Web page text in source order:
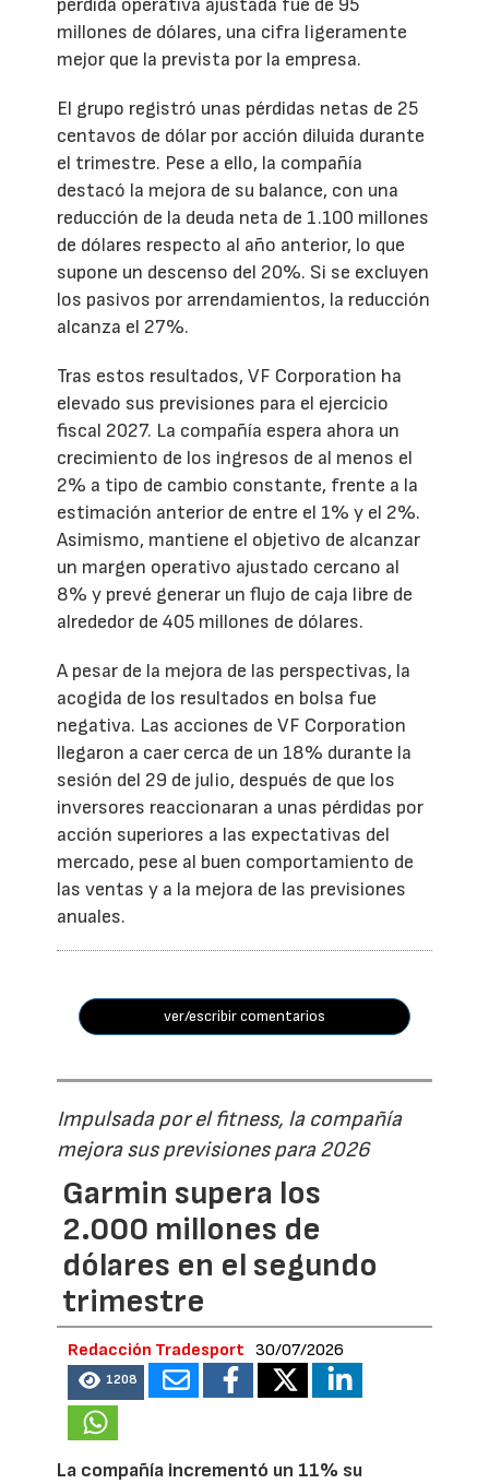
pérdida operativa ajustada fue de 95
millones de dólares, una cifra ligeramente
mejor que la prevista por la empresa.
El grupo registró unas pérdidas netas de 25
centavos de dólar por acción diluida durante
el trimestre. Pese a ello, la compañía
destacó la mejora de su balance, con una
reducción de la deuda neta de 1.100 millones
de dólares respecto al año anterior, lo que
supone un descenso del 20%. Si se excluyen
los pasivos por arrendamientos, la reducción
alcanza el 27%.
Tras estos resultados, VF Corporation ha
elevado sus previsiones para el ejercicio
fiscal 2027. La compañía espera ahora un
crecimiento de los ingresos de al menos el
2% a tipo de cambio constante, frente a la
estimación anterior de entre el 1% y el 2%.
Asimismo, mantiene el objetivo de alcanzar
un margen operativo ajustado cercano al
8% y prevé generar un flujo de caja libre de
alrededor de 405 millones de dólares.
A pesar de la mejora de las perspectivas, la
acogida de los resultados en bolsa fue
negativa. Las acciones de VF Corporation
llegaron a caer cerca de un 18% durante la
sesión del 29 de julio, después de que los
inversores reaccionaran a unas pérdidas por
acción superiores a las expectativas del
mercado, pese al buen comportamiento de
las ventas y a la mejora de las previsiones
anuales.
ver/escribir comentarios
Impulsada por el fitness, la compañía
mejora sus previsiones para 2026
Garmin supera los
2.000 millones de
dólares en el segundo
trimestre
Redacción Tradesport 30/07/2026
1208
La compañía incrementó un 11% su